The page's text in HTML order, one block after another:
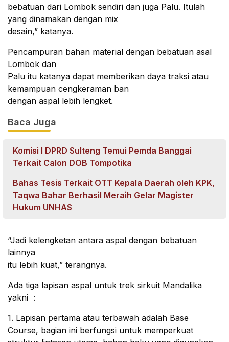
bebatuan dari Lombok sendiri dan juga Palu. Itulah
yang dinamakan dengan mix
desain,” katanya.
Pencampuran bahan material dengan bebatuan asal
Lombok dan
Palu itu katanya dapat memberikan daya traksi atau
kemampuan cengkeraman ban
dengan aspal lebih lengket.
Baca Juga
Komisi I DPRD Sulteng Temui Pemda Banggai
Terkait Calon DOB Tompotika
Bahas Tesis Terkait OTT Kepala Daerah oleh KPK,
Taqwa Bahar Berhasil Meraih Gelar Magister
Hukum UNHAS
“Jadi kelengketan antara aspal dengan bebatuan
lainnya
itu lebih kuat,” terangnya.
Ada tiga lapisan aspal untuk trek sirkuit Mandalika
yakni  :
1. Lapisan pertama atau terbawah adalah Base
Course, bagian ini berfungsi untuk memperkuat